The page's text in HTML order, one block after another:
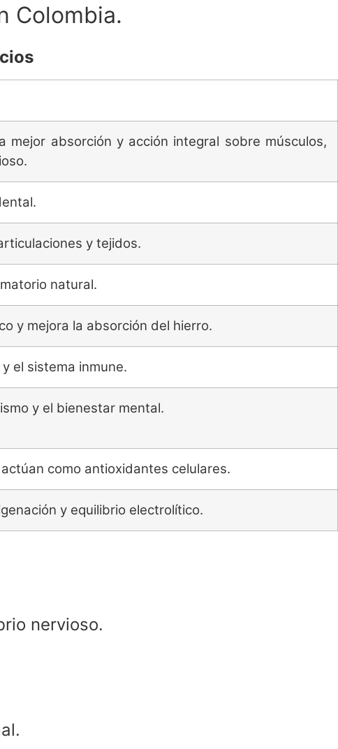
Colombia.
mejor absorción y acción integral sobre músculos,
y tejidos.
natural.
y mejora la absorción del hierro.
el sistema inmune.
y el bienestar mental.
como antioxidantes celulares.
y equilibrio electrolítico.
nervioso.